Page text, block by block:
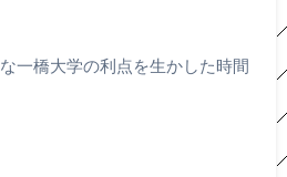
一橋大学の利点を生かした時間